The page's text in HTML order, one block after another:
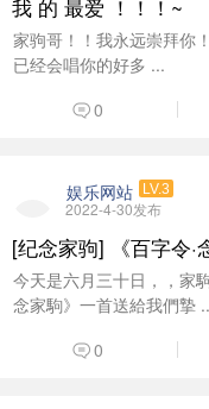
我 的 最爱 ！！！~
家驹哥！！我永远崇拜你
已经会唱你的好多 ...
0
娱乐网站 LV.3
2022-4-30发布
[纪念家驹] 《百字令·
今天是六月三十日，，家
念家駒》一首送給我們摯
0